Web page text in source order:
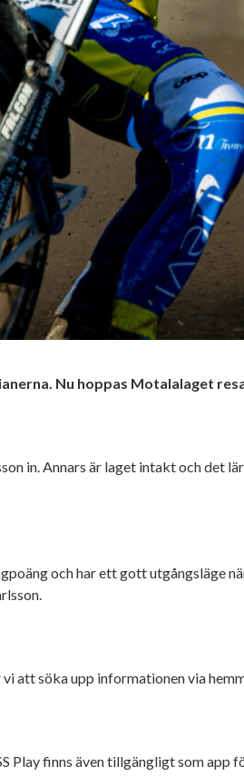
Nu hoppas Motalalaget
in. Annars är laget intakt och
och har ett gott
att söka upp informationen via
Play finns även tillgängligt som